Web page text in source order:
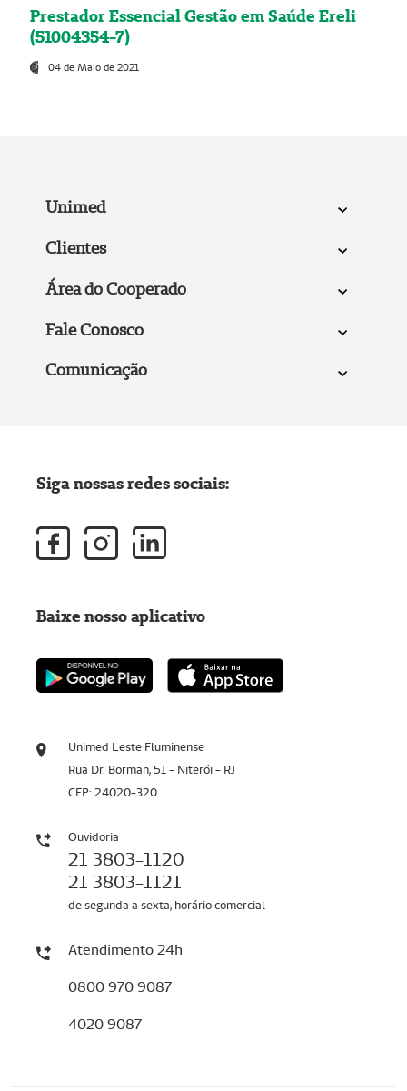
Prestador Essencial Gestão em Saúde Ereli
(51004354-7)
04 de Maio de 2021
Unimed
Clientes
Área do Cooperado
Fale Conosco
Comunicação
Unimed Leste Fluminense
Rua Dr. Borman, 51 - Niterói - RJ
CEP: 24020-320
Ouvidoria
21 3803-1120
21 3803-1121
de segunda a sexta, horário comercial
Atendimento 24h
0800 970 9087
4020 9087
Siga nossas redes sociais:
Baixe nosso aplicativo